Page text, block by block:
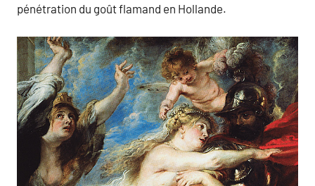
pénétration du goût flamand en Hollande.